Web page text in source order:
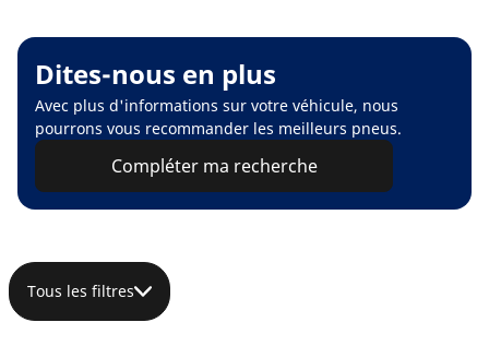
Dites-nous en plus
Avec plus d'informations sur votre véhicule, nous
pourrons vous recommander les meilleurs pneus.
Compléter ma recherche
Tous les filtres